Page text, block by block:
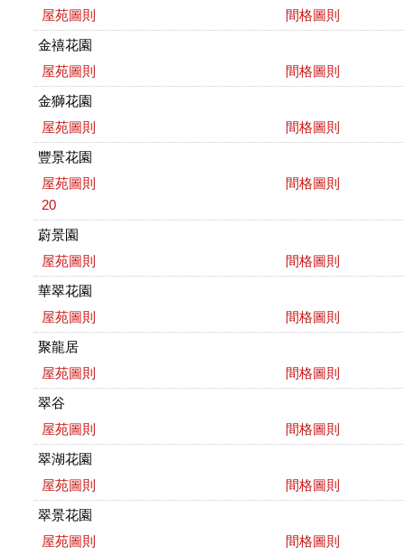
屋苑圖則
間格圖則
金禧花園
屋苑圖則
間格圖則
金獅花園
屋苑圖則
間格圖則
豐景花園
屋苑圖則
間格圖則
20
蔚景園
屋苑圖則
間格圖則
華翠花園
屋苑圖則
間格圖則
聚龍居
屋苑圖則
間格圖則
翠谷
屋苑圖則
間格圖則
翠湖花園
屋苑圖則
間格圖則
翠景花園
屋苑圖則
間格圖則